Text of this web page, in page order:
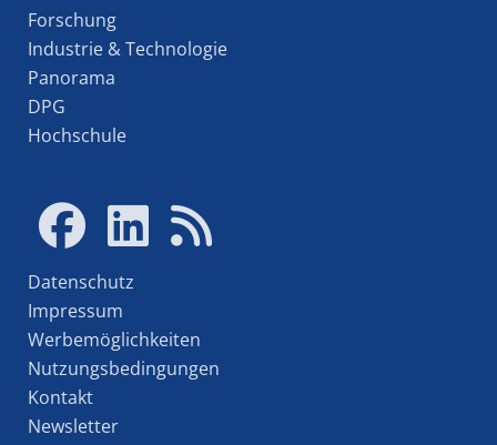
Forschung
Industrie & Technologie
Panorama
DPG
Hochschule
Datenschutz
Impressum
Werbemöglichkeiten
Nutzungsbedingungen
Kontakt
Newsletter